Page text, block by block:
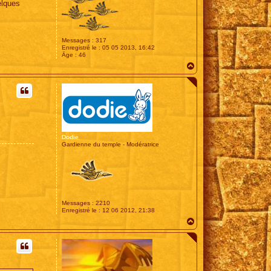
Messages : 317
Enregistré le : 05 05 2013, 16:42
Âge : 46
a
u
Dodie
Gardienne du temple - Modératrice
Messages : 2210
Enregistré le : 12 06 2012, 21:38
a
u